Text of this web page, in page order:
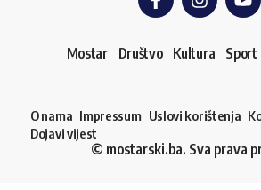
Mostar Društvo Kultura Sport
O nama Impressum Uslovi korištenja
Dojavi vijest
© mostarski.ba. Sva prava